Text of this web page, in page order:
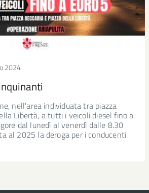
2024
nell'area individuata tra piazza
Libertà, a tutti i veicoli diesel fino a
dal lunedì al venerdì dalle 8.30
al 2025 la deroga per i conducenti